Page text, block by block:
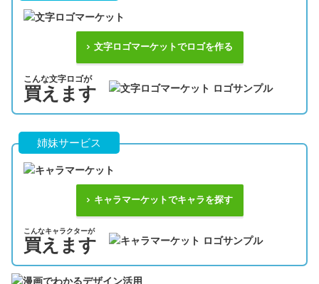
文字ロゴマーケットでロゴを作る
こんな文字ロゴが
買えます
姉妹サービス
キャラマーケットでキャラを探す
こんなキャラクターが
買えます